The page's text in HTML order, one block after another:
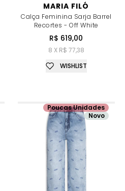
MARIA FILÓ
Calça Feminina Sarja Barrel
Recortes - Off White
R$ 619,00
8 X R$ 77,38
WISHLIST
Poucas Unidades
Novo